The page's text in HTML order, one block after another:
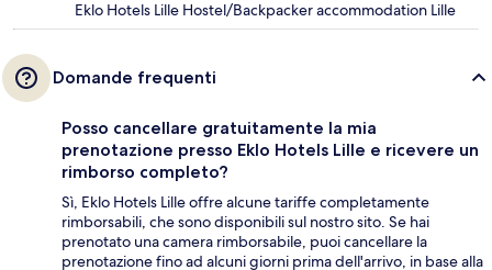
Eklo Hotels Lille Hostel/Backpacker accommodation Lille
Domande frequenti
Posso cancellare gratuitamente la mia
prenotazione presso Eklo Hotels Lille e ricevere un
rimborso completo?
Sì, Eklo Hotels Lille offre alcune tariffe completamente
rimborsabili, che sono disponibili sul nostro sito. Se hai
prenotato una camera rimborsabile, puoi cancellare la
prenotazione fino ad alcuni giorni prima dell'arrivo, in base alla